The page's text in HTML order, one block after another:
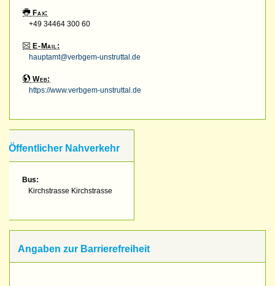
Fax:
+49 34464 300 60
E-Mail:
hauptamt@verbgem-unstruttal.de
Web:
https://www.verbgem-unstruttal.de
Öffentlicher Nahverkehr
Bus:
Kirchstrasse Kirchstrasse
Angaben zur Barrierefreiheit